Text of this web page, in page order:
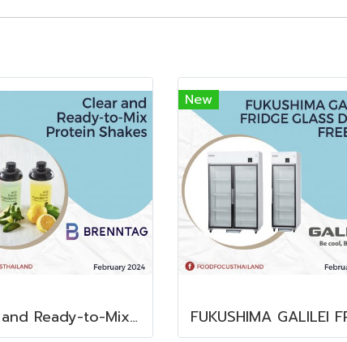
Clear and Ready-to-Mix Protein Shakes
New